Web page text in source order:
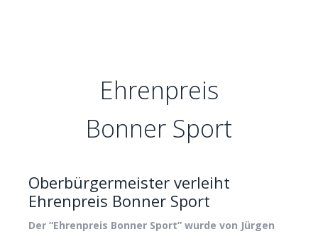
Ehrenpreis
Bonner Sport
Oberbürgermeister verleiht
Ehrenpreis Bonner Sport
Der “Ehrenpreis Bonner Sport” wurde von Jürgen